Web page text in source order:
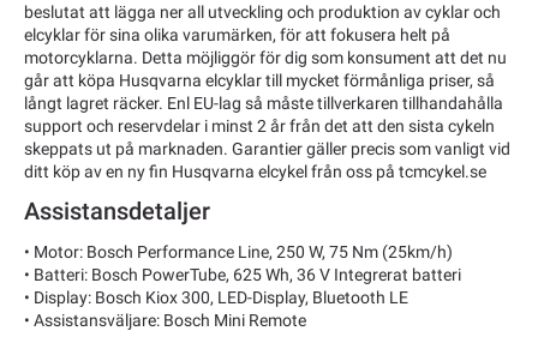
beslutat att lägga ner all utveckling och produktion av cyklar och
elcyklar för sina olika varumärken, för att fokusera helt på
motorcyklarna. Detta möjliggör för dig som konsument att det nu
går att köpa Husqvarna elcyklar till mycket förmånliga priser, så
långt lagret räcker. Enl EU-lag så måste tillverkaren tillhandahålla
support och reservdelar i minst 2 år från det att den sista cykeln
skeppats ut på marknaden. Garantier gäller precis som vanligt vid
ditt köp av en ny fin Husqvarna elcykel från oss på tcmcykel.se
Assistansdetaljer
• Motor: Bosch Performance Line, 250 W, 75 Nm (25km/h)
• Batteri: Bosch PowerTube, 625 Wh, 36 V Integrerat batteri
• Display: Bosch Kiox 300, LED-Display, Bluetooth LE
• Assistansväljare: Bosch Mini Remote